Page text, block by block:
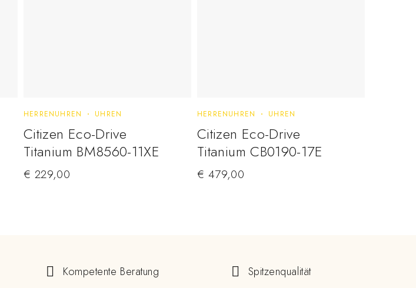
HERRENUHREN UHREN
Citizen Eco-Drive
Titanium BM8560-11XE
€ 229,00
HERRENUHREN UHREN
Citizen Eco-Drive
Titanium CB0190-17E
€ 479,00
Kompetente Beratung Spitzenqualität